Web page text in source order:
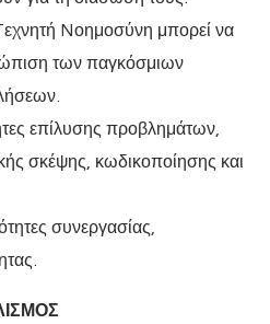
Nοημοσύνη μπορεί να
των παγκόσμιων
επίλυσης προβλημάτων,
σκέψης, κωδικοποίησης και
συνεργασίας,